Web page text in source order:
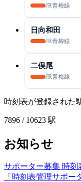
JR青梅線
日向和田
JR青梅線
二俣尾
JR青梅線
時刻表が登録された
7896 / 10623 駅
お知らせ
サポーター募集 時刻
「時刻表管理サポー